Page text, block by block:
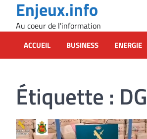
content
Enjeux.info
Au coeur de l'information
ACCUEIL BUSINESS ENERGIE
Étiquette :